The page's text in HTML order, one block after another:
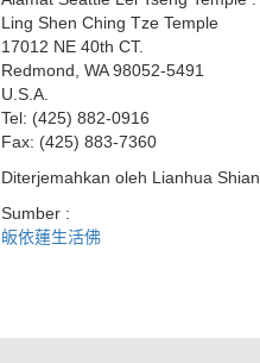
Ling Shen Ching Tze Temple
17012 NE 40th CT.
Redmond, WA 98052-5491
U.S.A.
Tel: (425) 882-0916
Fax: (425) 883-7360
Diterjemahkan oleh Lianhua Shian
Sumber :
皈依蓮生活佛